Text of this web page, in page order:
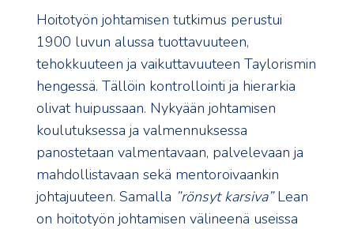
Hoitotyön johtamisen tutkimus perustui
1900 luvun alussa tuottavuuteen,
tehokkuuteen ja vaikuttavuuteen Taylorismin
hengessä. Tällöin kontrollointi ja hierarkia
olivat huipussaan. Nykyään johtamisen
koulutuksessa ja valmennuksessa
panostetaan valmentavaan, palvelevaan ja
mahdollistavaan sekä mentoroivaankin
johtajuuteen. Samalla ”rönsyt karsiva”Lean
on hoitotyön johtamisen välineenä useissa